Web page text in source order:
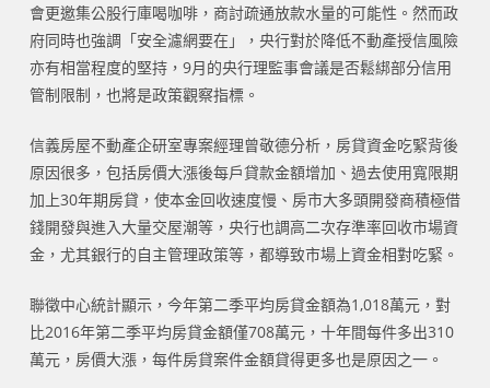
會更邀集公股行庫喝咖啡，商討疏通放款水量的可能性。然而政
府同時也強調「安全濾網要在」，央行對於降低不動產授信風險
亦有相當程度的堅持，9月的央行理監事會議是否鬆綁部分信用
管制限制，也將是政策觀察指標。
信義房屋不動產企研室專案經理曾敬德分析，房貸資金吃緊背後
原因很多，包括房價大漲後每戶貸款金額增加、過去使用寬限期
加上30年期房貸，使本金回收速度慢、房市大多頭開發商積極借
錢開發與進入大量交屋潮等，央行也調高二次存準率回收市場資
金，尤其銀行的自主管理政策等，都導致市場上資金相對吃緊。
聯徵中心統計顯示，今年第二季平均房貸金額為1,018萬元，對
比2016年第二季平均房貸金額僅708萬元，十年間每件多出310
萬元，房價大漲，每件房貸案件金額貸得更多也是原因之一。